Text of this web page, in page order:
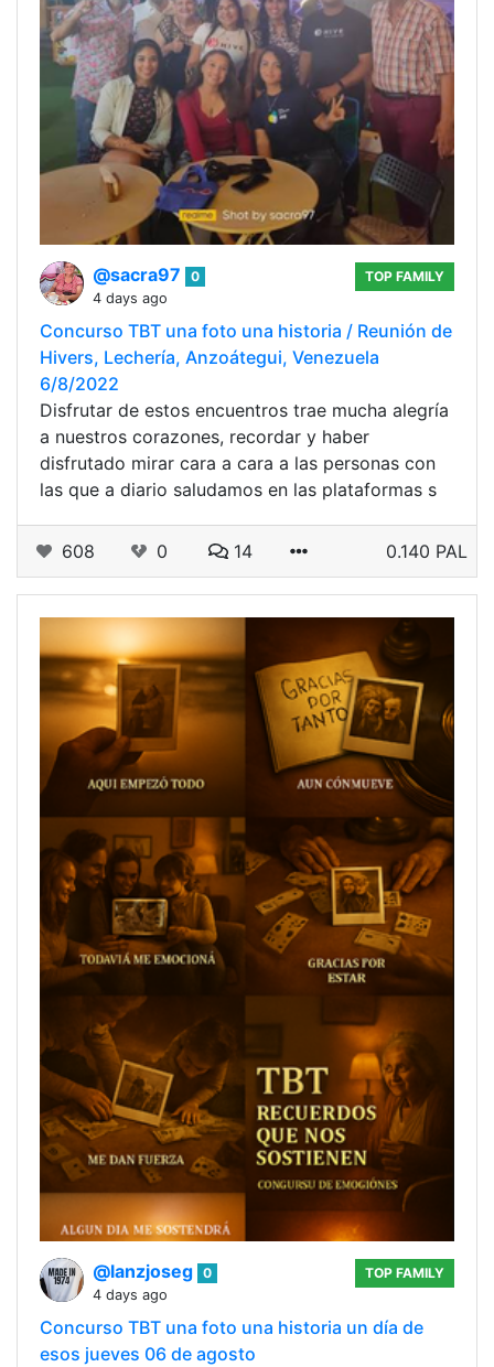
@sacra97
0
4 days ago
TOP FAMILY
Concurso TBT una foto una historia / Reunión de
Hivers, Lechería, Anzoátegui, Venezuela
6/8/2022
Disfrutar de estos encuentros trae mucha alegría
a nuestros corazones, recordar y haber
disfrutado mirar cara a cara a las personas con
las que a diario saludamos en las plataformas s
608 0 14 0.140 PAL
@lanzjoseg 0
4 days ago
TOP FAMILY
Concurso TBT una foto una historia un día de
esos jueves 06 de agosto